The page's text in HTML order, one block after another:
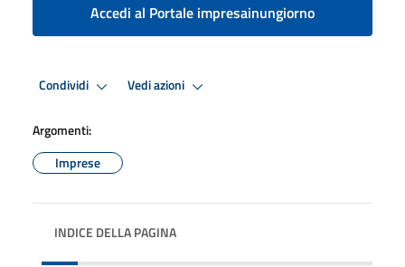
Accedi al Portale impresainungiorno
Condividi Vedi azioni
Argomenti:
Imprese
INDICE DELLA PAGINA